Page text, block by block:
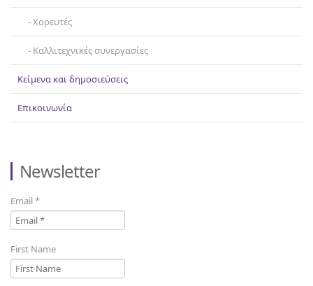
Χορευτές
Καλλιτεχνικές συνεργασίες
Κείμενα και δημοσιεύσεις
Επικοινωνία
Newsletter
Email*
First Name